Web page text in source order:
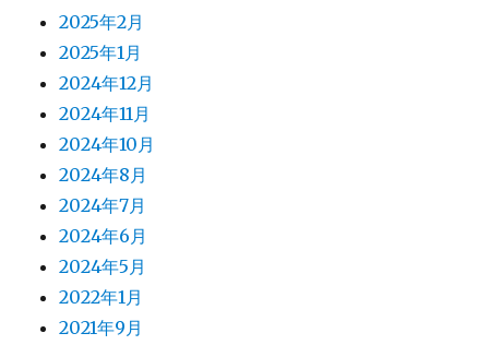
2025年2月
2025年1月
2024年12月
2024年11月
2024年10月
2024年8月
2024年7月
2024年6月
2024年5月
2022年1月
2021年9月